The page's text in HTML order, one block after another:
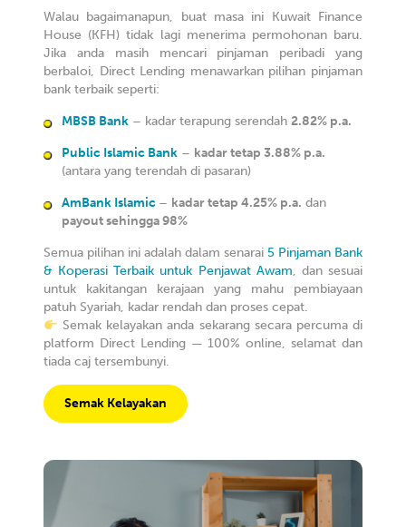
Walau bagaimanapun, buat masa ini Kuwait Finance
House (KFH) tidak lagi menerima permohonan baru.
Jika anda masih mencari pinjaman peribadi yang
berbaloi, Direct Lending menawarkan pilihan pinjaman
bank terbaik seperti:
MBSB Bank – kadar terapung serendah 2.82% p.a.
Public Islamic Bank – kadar tetap 3.88% p.a.
(antara yang terendah di pasaran)
AmBank Islamic – kadar tetap 4.25% p.a. dan
payout sehingga 98%
Semua pilihan ini adalah dalam senarai 5 Pinjaman Bank
& Koperasi Terbaik untuk Penjawat Awam, dan sesuai
untuk kakitangan kerajaan yang mahu pembiayaan
patuh Syariah, kadar rendah dan proses cepat.
Semak kelayakan anda sekarang secara percuma di
platform Direct Lending — 100% online, selamat dan
tiada caj tersembunyi.
Semak Kelayakan